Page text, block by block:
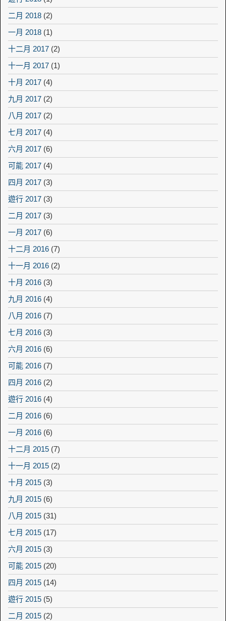
二月 2018 (2)
一月 2018 (1)
十二月 2017 (2)
十一月 2017 (1)
十月 2017 (4)
九月 2017 (2)
八月 2017 (2)
七月 2017 (4)
六月 2017 (6)
可能 2017 (4)
四月 2017 (3)
遊行 2017 (3)
二月 2017 (3)
一月 2017 (6)
十二月 2016 (7)
十一月 2016 (2)
十月 2016 (3)
九月 2016 (4)
八月 2016 (7)
七月 2016 (3)
六月 2016 (6)
可能 2016 (7)
四月 2016 (2)
遊行 2016 (4)
二月 2016 (6)
一月 2016 (6)
十二月 2015 (7)
十一月 2015 (2)
十月 2015 (3)
九月 2015 (6)
八月 2015 (31)
七月 2015 (17)
六月 2015 (3)
可能 2015 (20)
四月 2015 (14)
遊行 2015 (5)
二月 2015 (2)